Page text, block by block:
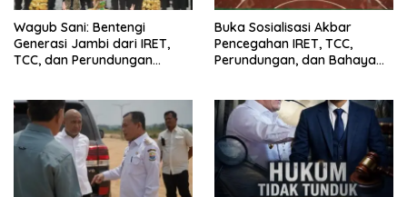
Wagub Sani: Bentengi
Generasi Jambi dari IRET,
TCC, dan Perundungan
Buka Sosialisasi Akbar
Pencegahan IRET, TCC,
Perundungan, dan Bahaya
bisa jaga diri, 60% masa
depan sudah ada di tangan”